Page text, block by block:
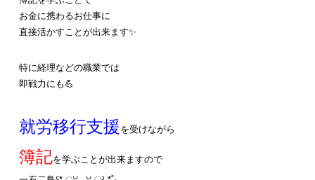
お金に携わるお仕事に
直接活かすことが出来ます✨
特に経理などの職業では
即戦力にも💪
就労移行支援 を受けながら
簿記を学ぶことが出来ますので